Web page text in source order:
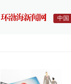
中国